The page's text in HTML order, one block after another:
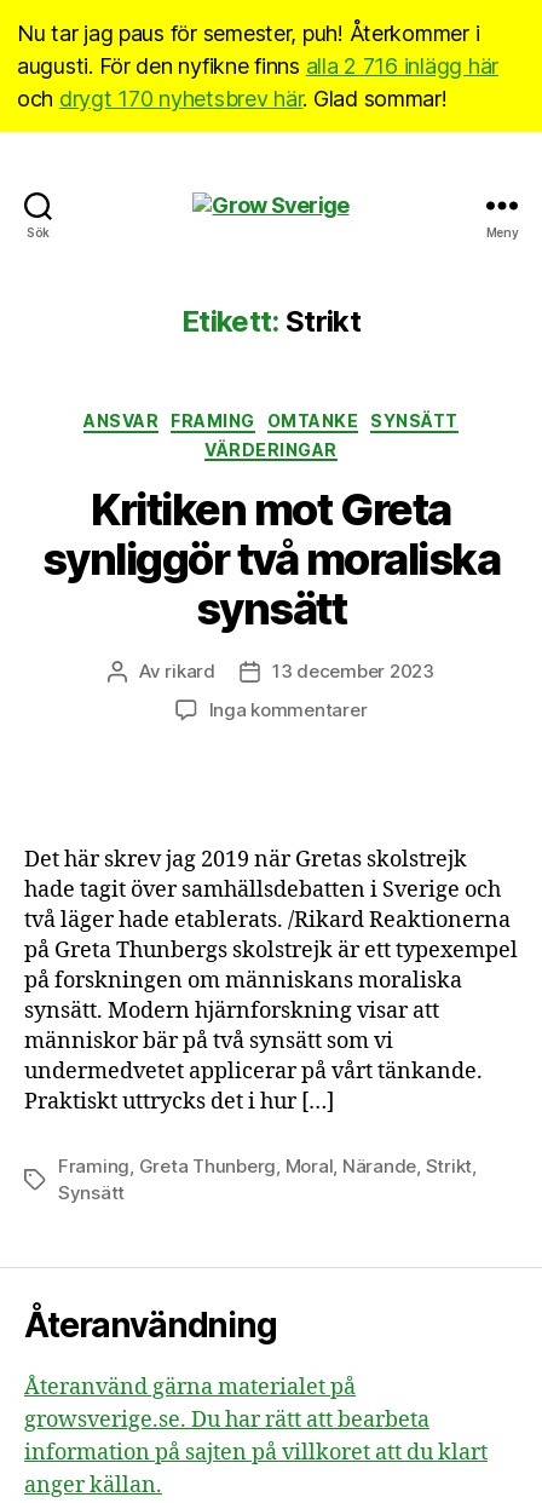
Nu tar jag paus för semester, puh! Återkommer i
augusti. För den nyfikne finns alla 2 716 inlägg här
och drygt 170 nyhetsbrev här. Glad sommar!
Sök Meny
Etikett: Strikt
Kategorier
ANSVAR FRAMING OMTANKE
SYNSÄTT
VÄRDERINGAR
Kritiken mot Greta
synliggör två moraliska
synsätt
Inläggsförfattare
Av rikard Inläggsdatum
13 december 2023
Inga kommentarertill
moraliska
synsätt
Det här skrev jag 2019 när Gretas skolstrejk
hade tagit över samhällsdebatten i Sverige och
två läger hade etablerats. /Rikard Reaktionerna
på Greta Thunbergs skolstrejk är ett typexempel
på forskningen om människans moraliska
synsätt. Modern hjärnforskning visar att
människor bär på två synsätt som vi
undermedvetet applicerar på vårt tänkande.
Praktiskt uttrycks det i hur […]
Etiketter
Framing, Greta Thunberg, Moral, Närande, Strikt,
Synsätt
Återanvändning
Återanvänd gärna materialet på
growsverige.se. Du har rätt att bearbeta
information på sajten på villkoret att du klart
anger källan.